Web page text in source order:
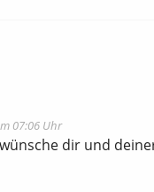
07:06 Uhr
dir und